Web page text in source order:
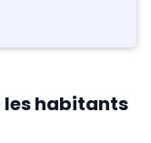
les habitants